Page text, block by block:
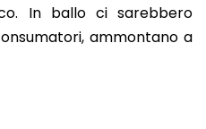
In ballo ci sarebbero
ammontano a